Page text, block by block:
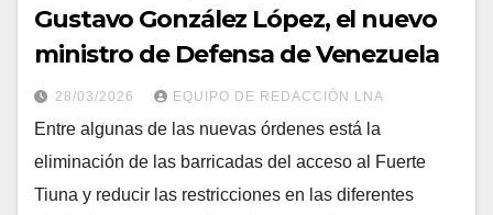
Gustavo González López, el nuevo
ministro de Defensa de Venezuela
28/03/2026 EQUIPO DE REDACCIÓN LNA
Entre algunas de las nuevas órdenes está la
eliminación de las barricadas del acceso al Fuerte
Tiuna y reducir las restricciones en las diferentes